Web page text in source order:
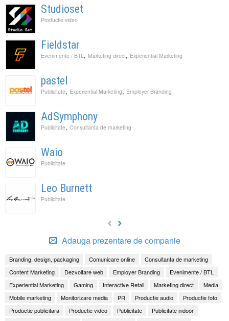
Studioset
Productie video
Fieldstar
Evenimente / BTL , Marketing direct, Experiential Marketing
pastel
Publicitate, Experiential Marketing, Employer Branding
AdSymphony
Publicitate, Consultanta de marketing
Waio
Publicitate
Leo Burnett
Publicitate
Adauga prezentare de companie
Branding, design, packaging Comunicare online
Consultanta de marketing
Content Marketing
Dezvoltare web Employer Branding
Evenimente / BTL
Experiential Marketing
Gaming Interactive Retail Marketing direct
Media
Mobile marketing
Monitorizare media PR Productie audio
Productie foto
Productie publicitara
Productie video Publicitate
Publicitate indoor